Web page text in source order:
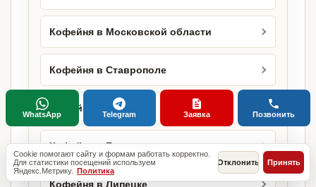
Кофейня в Московской области
Кофейня в Ставрополе
Кофейня в Сочи
Кофейня в Белгороде
Кофейня в Липецке
Cookie помогают сайту и формам работать корректно.
Для статистики посещений используем
Яндекс.Метрику. Политика
Отклонить Принять
WhatsApp Telegram Заявка Позвонить